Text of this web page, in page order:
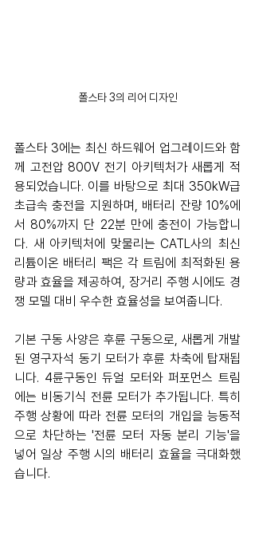
폴스타 3의 리어 디자인
폴스타 3에는 최신 하드웨어 업그레이드와 함
께 고전압 800V 전기 아키텍처가 새롭게 적
용되었습니다. 이를 바탕으로 최대 350kW급
초급속 충전을 지원하며, 배터리 잔량 10%에
서 80%까지 단 22분 만에 충전이 가능합니
다. 새 아키텍처에 맞물리는 CATL사의 최신
리튬이온 배터리 팩은 각 트림에 최적화된 용
량과 효율을 제공하여, 장거리 주행 시에도 경
쟁 모델 대비 우수한 효율성을 보여줍니다.
기본 구동 사양은 후륜 구동으로, 새롭게 개발
된 영구자석 동기 모터가 후륜 차축에 탑재됩
니다. 4륜구동인 듀얼 모터와 퍼포먼스 트림
에는 비동기식 전륜 모터가 추가됩니다. 특히
주행 상황에 따라 전륜 모터의 개입을 능동적
으로 차단하는 '전륜 모터 자동 분리 기능'을
넣어 일상 주행 시의 배터리 효율을 극대화했
습니다.